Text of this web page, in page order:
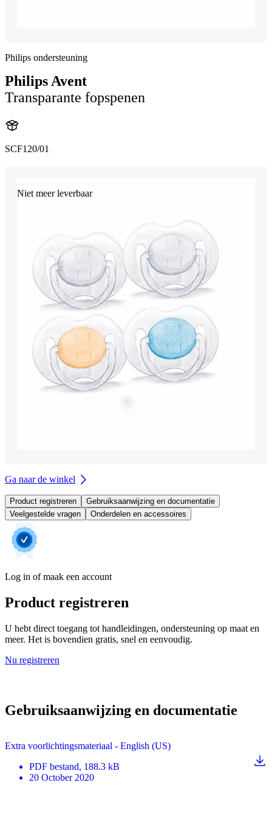
Philips ondersteuning
Philips Avent
Transparante fopspenen
SCF120/01
Niet meer leverbaar
Ga naar de winkel
Product registreren
Gebruiksaanwijzing en documentatie
Veelgestelde vragen
Onderdelen en accessoires
Log in of maak een account
Product registreren
U hebt direct toegang tot handleidingen, ondersteuning op maat en
meer. Het is bovendien gratis, snel en eenvoudig.
Nu registreren
Gebruiksaanwijzing en documentatie
Extra voorlichtingsmateriaal - English (US)
PDF bestand, 188.3 kB
20 October 2020